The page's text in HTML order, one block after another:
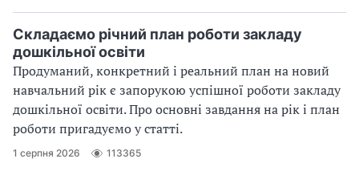
Складаємо річний план роботи закладу
дошкільної освіти
Продуманий, конкретний і реальний план на новий
навчальний рік є запорукою успішної роботи закладу
дошкільної освіти. Про основні завдання на рік і план
роботи пригадуємо у статті.
1 серпня 2026 113365